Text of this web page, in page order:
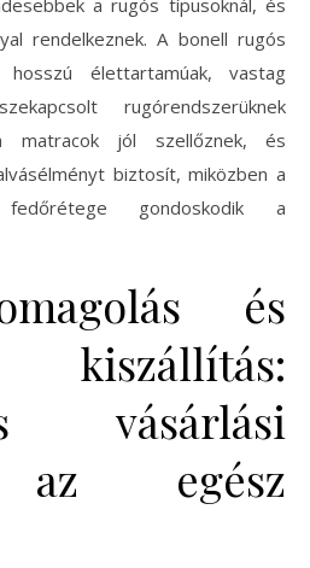
a rugós típusoknál, és
rendelkeznek. A bonell rugós
élettartamúak, vastag
rugórendszerüknek
matracok jól szellőznek, és
biztosít, miközben a
gondoskodik a
és
kiszállítás:
vásárlási
az egész